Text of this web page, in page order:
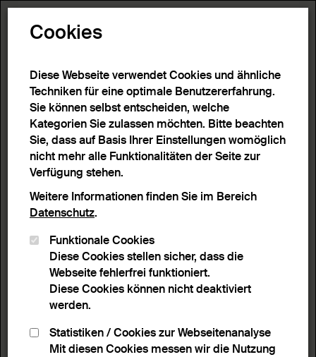
Cookies
Diese Webseite verwendet Cookies und ähnliche
Techniken für eine optimale Benutzererfahrung.
Sie können selbst entscheiden, welche
Kategorien Sie zulassen möchten. Bitte beachten
Sie, dass auf Basis Ihrer Einstellungen womöglich
nicht mehr alle Funktionalitäten der Seite zur
Verfügung stehen.
Weitere Informationen finden Sie im Bereich
Datenschutz.
Funktionale Cookies
Diese Cookies stellen sicher, dass die
Webseite fehlerfrei funktioniert.
Diese Cookies können nicht deaktiviert
werden.
Statistiken / Cookies zur Webseitenanalyse
Mit diesen Cookies messen wir die Nutzung